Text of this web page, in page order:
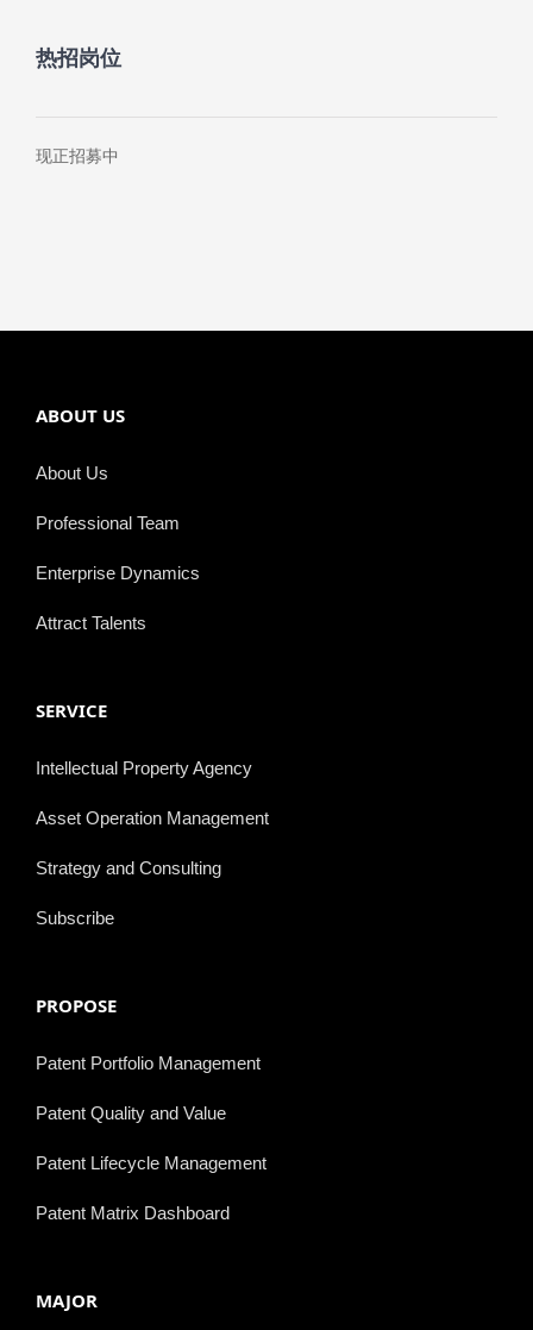
热招岗位
现正招募中
ABOUT US
About Us
Professional Team
Enterprise Dynamics
Attract Talents
SERVICE
Intellectual Property Agency
Asset Operation Management
Strategy and Consulting
Subscribe
PROPOSE
Patent Portfolio Management
Patent Quality and Value
Patent Lifecycle Management
Patent Matrix Dashboard
MAJOR